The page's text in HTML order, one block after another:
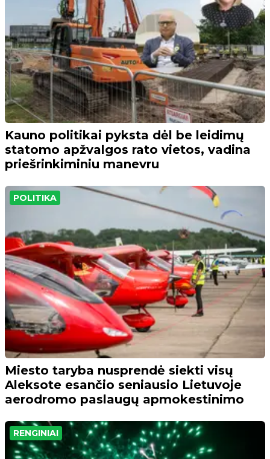
Kauno politikai pyksta dėl be leidimų
statomo apžvalgos rato vietos, vadina
priešrinkiminiu manevru
POLITIKA
Miesto taryba nusprendė siekti visų
Aleksote esančio seniausio Lietuvoje
aerodromo paslaugų apmokestinimo
RENGINIAI